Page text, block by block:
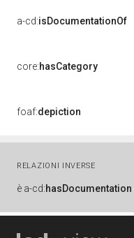
a-cd:isDocumentationOf
core:hasCategory
foaf:depiction
RELAZIONI INVERSE
è a-cd:hasDocumentation